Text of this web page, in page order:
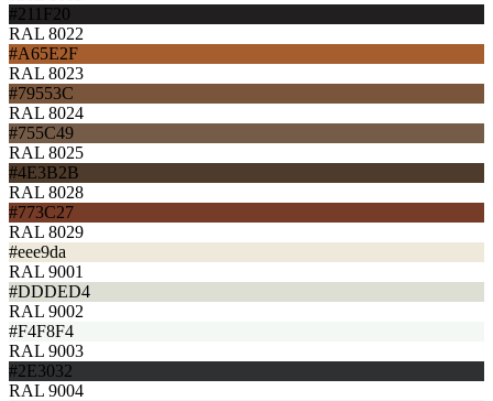
#211F20
RAL 8022
#A65E2F
RAL 8023
#79553C
RAL 8024
#755C49
RAL 8025
#4E3B2B
RAL 8028
#773C27
RAL 8029
#eee9da
RAL 9001
#DDDED4
RAL 9002
#F4F8F4
RAL 9003
#2E3032
RAL 9004